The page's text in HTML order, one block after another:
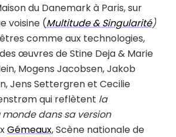
du Danemark à Paris, sur
voisine (Multitude & Singularité)
comme aux technologies,
œuvres de Stine Deja & Marie
Mogens Jacobsen, Jakob
Jens Settergren et Cecilie
qui reflètent la
dans sa version
Gémeaux, Scène nationale de